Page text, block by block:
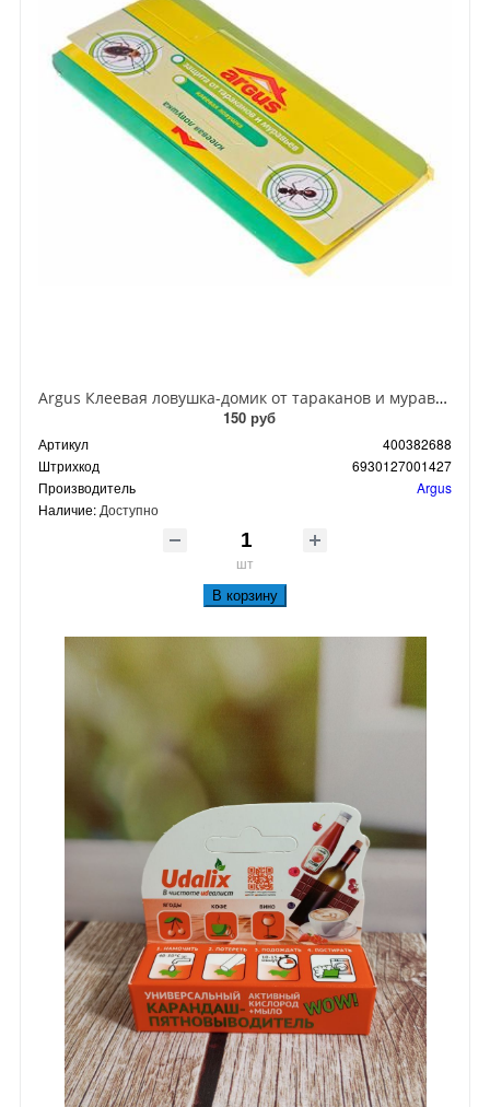
Argus Клеевая ловушка-домик от тараканов и муравьев
150 руб
Артикул
400382688
Штрихкод
6930127001427
Производитель
Argus
Наличие: Доступно
шт
В корзину